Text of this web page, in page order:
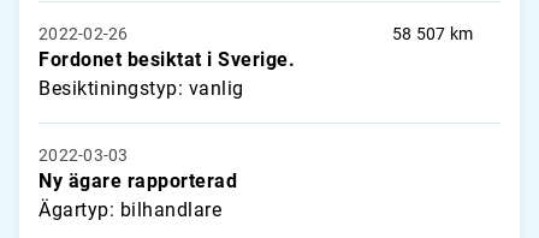
2022-02-26
Fordonet besiktat i Sverige.
Besiktiningstyp: vanlig
58 507 km
2022-03-03
Ny ägare rapporterad
Ägartyp: bilhandlare